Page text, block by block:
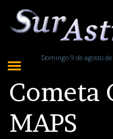
Domingo 9 de agosto
Cometa
MAPS